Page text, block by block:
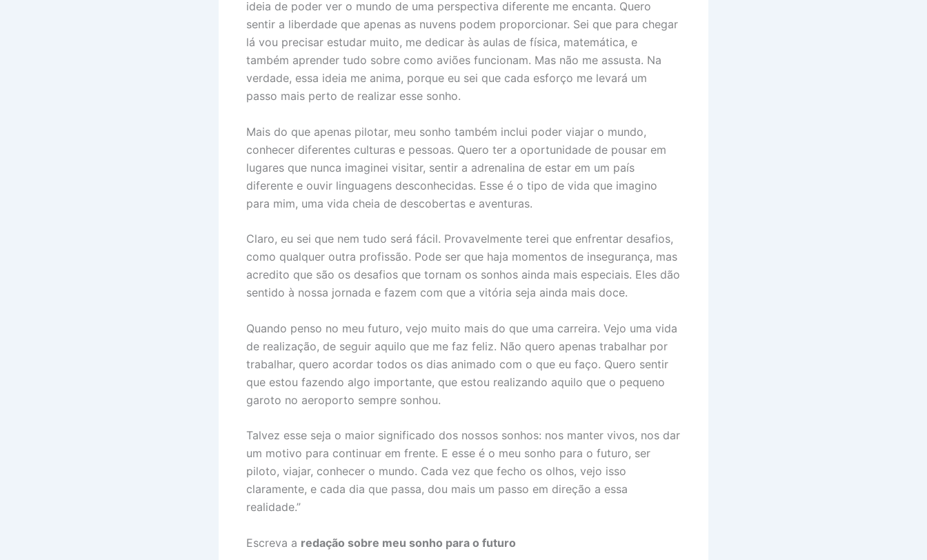
ideia de poder ver o mundo de uma perspectiva diferente me encanta. Quero
sentir a liberdade que apenas as nuvens podem proporcionar. Sei que para chegar
lá vou precisar estudar muito, me dedicar às aulas de física, matemática, e
também aprender tudo sobre como aviões funcionam. Mas não me assusta. Na
verdade, essa ideia me anima, porque eu sei que cada esforço me levará um
passo mais perto de realizar esse sonho.
Mais do que apenas pilotar, meu sonho também inclui poder viajar o mundo,
conhecer diferentes culturas e pessoas. Quero ter a oportunidade de pousar em
lugares que nunca imaginei visitar, sentir a adrenalina de estar em um país
diferente e ouvir linguagens desconhecidas. Esse é o tipo de vida que imagino
para mim, uma vida cheia de descobertas e aventuras.
Claro, eu sei que nem tudo será fácil. Provavelmente terei que enfrentar desafios,
como qualquer outra profissão. Pode ser que haja momentos de insegurança, mas
acredito que são os desafios que tornam os sonhos ainda mais especiais. Eles dão
sentido à nossa jornada e fazem com que a vitória seja ainda mais doce.
Quando penso no meu futuro, vejo muito mais do que uma carreira. Vejo uma vida
de realização, de seguir aquilo que me faz feliz. Não quero apenas trabalhar por
trabalhar, quero acordar todos os dias animado com o que eu faço. Quero sentir
que estou fazendo algo importante, que estou realizando aquilo que o pequeno
garoto no aeroporto sempre sonhou.
Talvez esse seja o maior significado dos nossos sonhos: nos manter vivos, nos dar
um motivo para continuar em frente. E esse é o meu sonho para o futuro, ser
piloto, viajar, conhecer o mundo. Cada vez que fecho os olhos, vejo isso
claramente, e cada dia que passa, dou mais um passo em direção a essa
realidade.”
Escreva a redação sobre meu sonho para o futuro